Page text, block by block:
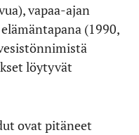
vapaa-ajan
(1990,
löytyvät
ovat pitäneet